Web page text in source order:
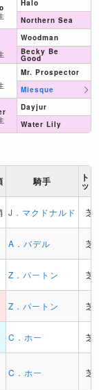
Halo
Northern Sea
Woodman
Becky Be
Good
Mr. Prospector
Miesque
Dayjur
Water Lily
騎手 トラ
ック
J．マクドナルド 芝
A．バデル 芝
Z．パートン 芝
Z．パートン 芝
C．ホー 芝
C．ホー 芝